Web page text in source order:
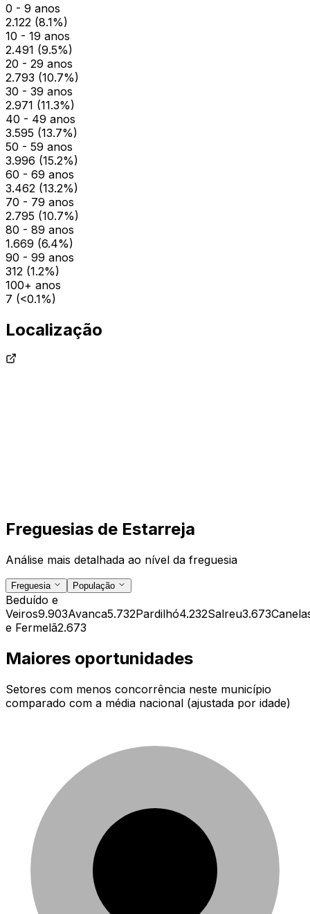
0 - 9 anos
2.122 (8.1%)
10 - 19 anos
2.491 (9.5%)
20 - 29 anos
2.793 (10.7%)
30 - 39 anos
2.971 (11.3%)
40 - 49 anos
3.595 (13.7%)
50 - 59 anos
3.996 (15.2%)
60 - 69 anos
3.462 (13.2%)
70 - 79 anos
2.795 (10.7%)
80 - 89 anos
1.669 (6.4%)
90 - 99 anos
312 (1.2%)
100+ anos
7 (<0.1%)
Localização
Freguesias de Estarreja
Análise mais detalhada ao nível da freguesia
Freguesia População
Beduído e
Veiros9.903Avanca5.732Pardilhó4.232Salreu3.673
e Fermelã2.673
Maiores oportunidades
Setores com menos concorrência neste município
comparado com a média nacional (ajustada por idade)